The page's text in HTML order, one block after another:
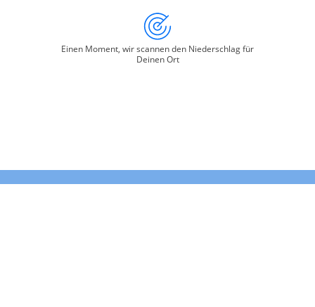
Einen Moment, wir scannen den Niederschlag für
Deinen Ort